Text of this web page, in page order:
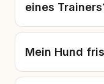
eines
Mein Hund